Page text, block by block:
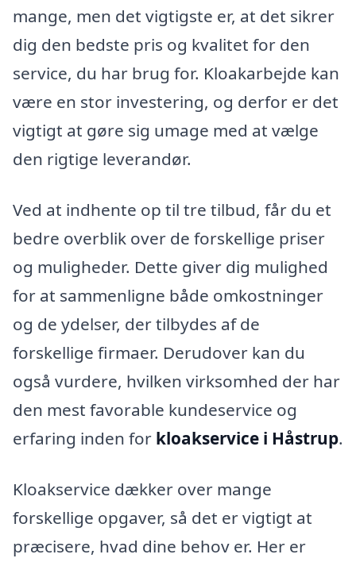
mange, men det vigtigste er, at det sikrer
dig den bedste pris og kvalitet for den
service, du har brug for. Kloakarbejde kan
være en stor investering, og derfor er det
vigtigt at gøre sig umage med at vælge
den rigtige leverandør.
Ved at indhente op til tre tilbud, får du et
bedre overblik over de forskellige priser
og muligheder. Dette giver dig mulighed
for at sammenligne både omkostninger
og de ydelser, der tilbydes af de
forskellige firmaer. Derudover kan du
også vurdere, hvilken virksomhed der har
den mest favorable kundeservice og
erfaring inden for kloakservice i Håstrup.
Kloakservice dækker over mange
forskellige opgaver, så det er vigtigt at
præcisere, hvad dine behov er. Her er